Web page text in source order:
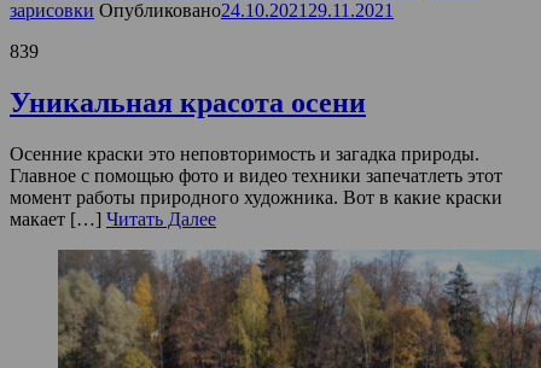
зарисовки Опубликовано24.10.2021 29.11.2021
839
Уникальная красота осени
Осенние краски это неповторимость и загадка природы.
Главное с помощью фото и видео техники запечатлеть этот
момент работы природного художника. Вот в какие краски
макает […] Читать Далее